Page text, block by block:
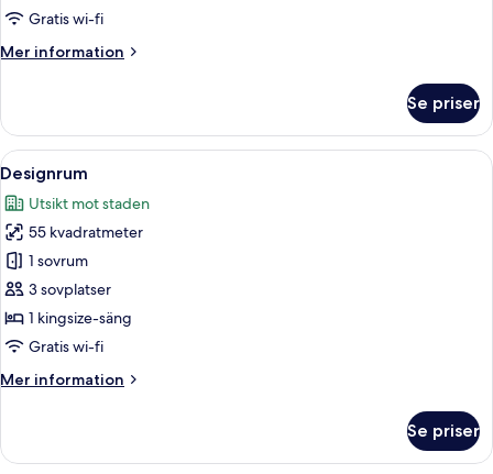
Gratis wi-fi
Mer information
Mer
trippelrum
Se priser
Öppna
alla
foton
för
Designrum
Ett modernt vardagsrum med en
12
Designrum
Utsikt mot staden
55 kvadratmeter
1 sovrum
3 sovplatser
1 kingsize-säng
Gratis wi-fi
Mer information
Mer
Se priser